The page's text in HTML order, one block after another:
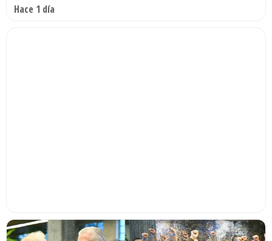
Hace 1 día